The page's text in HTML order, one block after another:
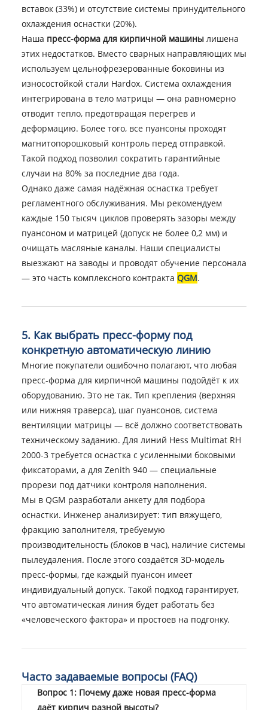
вставок (33%) и отсутствие системы принудительного
охлаждения оснастки (20%).
Наша пресс-форма для кирпичной машинылишена
этих недостатков. Вместо сварных направляющих мы
используем цельнофрезерованные боковины из
износостойкой стали Hardox. Система охлаждения
интегрирована в тело матрицы — она равномерно
отводит тепло, предотвращая перегрев и
деформацию. Более того, все пуансоны проходят
магнитопорошковый контроль перед отправкой.
Такой подход позволил сократить гарантийные
случаи на 80% за последние два года.
Однако даже самая надёжная оснастка требует
регламентного обслуживания. Мы рекомендуем
каждые 150 тысяч циклов проверять зазоры между
пуансоном и матрицей (допуск не более 0,2 мм) и
очищать масляные каналы. Наши специалисты
выезжают на заводы и проводят обучение персонала
— это часть комплексного контракта QGM.
5. Как выбрать пресс-форму под
конкретную автоматическую линию
Многие покупатели ошибочно полагают, что любая
пресс-форма для кирпичной машины подойдёт к их
оборудованию. Это не так. Тип крепления (верхняя
или нижняя траверса), шаг пуансонов, система
вентиляции матрицы — всё должно соответствовать
техническому заданию. Для линий Hess Multimat RH
2000-3 требуется оснастка с усиленными боковыми
фиксаторами, а для Zenith 940 — специальные
прорези под датчики контроля наполнения.
Мы в QGM разработали анкету для подбора
оснастки. Инженер анализирует: тип вяжущего,
фракцию заполнителя, требуемую
производительность (блоков в час), наличие системы
пылеудаления. После этого создаётся 3D-модель
пресс-формы, где каждый пуансон имеет
индивидуальный допуск. Такой подход гарантирует,
что автоматическая линия будет работать без
«человеческого фактора» и простоев на подгонку.
Часто задаваемые вопросы (FAQ)
Вопрос 1: Почему даже новая пресс-форма
даёт кирпич разной высоты?